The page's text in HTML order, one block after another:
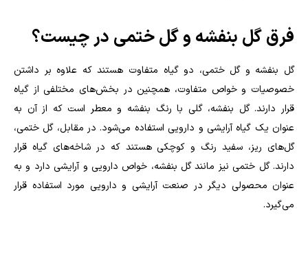
فرق گل بنفشه و گل ختمی در چیست؟
گل بنفشه و گل ختمی، دو گیاه متفاوت هستند که علاوه بر داشتن
خصوصیات و خواص متفاوت، همچنین در بخش‌های مختلفی از گیاه
قرار دارند. گل بنفشه، گلی با رنگ بنفشه و معطر است که از آن به
عنوان یک گیاه آرایشی و دارویی استفاده می‌شود. در مقابل، گل ختمی،
گل‌های ریز، سفید رنگ و کوچکی هستند که در شاخه‌های گیاه قرار
دارند. گل ختمی نیز مانند گل بنفشه، خواص دارویی و آرایشی دارد و به
عنوان محصولی دیگر در صنعت آرایشی و دارویی مورد استفاده قرار
می‌گیرد.